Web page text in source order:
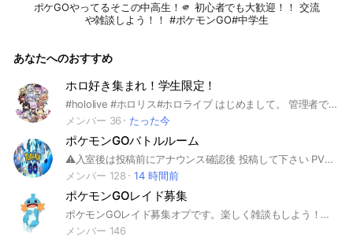
ポケGOやってるそこの中高生！🫵 初心者でも大歓迎！！ 交流
や雑談しよう！！ #ポケモンGO#中学生
あなたへのおすすめ
ホロ好き集まれ！学生限定！
#hololive #ホロリス#ホロライブ はじめまして。 管理者です。 新規さん受け入れ時間10時〜21時 ホロライブ好きの皆さんで集まって様々な情報や感想の共有、つぶやきなどをしたいと思い開設しました。 いつでも話しに来てもらえるとありがたいです。 参加時の注意⚠️ アイコンはホロライブに関係のあるアイコンでよろしくお願いします🙇
メンバー 36
たった今
ポケモンGOバトルルーム
⚠️入室後は投稿前にアナウンス確認後 投稿して下さい PVPをされたい方 メンテナンス時に対戦されたい方 練習して攻略にも活用して下さい バトル好きが集結中 #ポケモンGO #ポケモン #ポケGO #ゲーム #攻略 #トレーナー #情報交換 #ゲーム #攻略 #PVP #対戦 #練習試合
メンバー 128
14 時間前
ポケモンGOレイド募集
ポケモンGOレイド募集オプです。楽しく雑談もしよう！雑談は基本下ネタや暴言以外ならオッケー。うるさすぎないように騒いでください！雑談は雑談部屋でやってください #ポケモン #ポケモンGO #レイド募集
メンバー 146